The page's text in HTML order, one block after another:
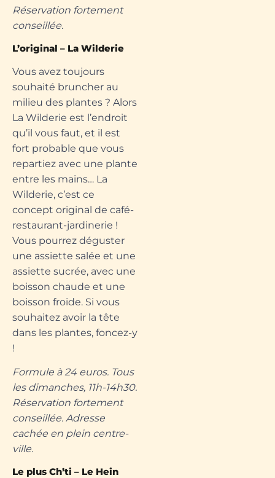
Réservation fortement
conseillée.
L’original – La Wilderie
Vous avez toujours
souhaité bruncher au
milieu des plantes ? Alors
La Wilderie est l’endroit
qu’il vous faut, et il est
fort probable que vous
repartiez avec une plante
entre les mains… La
Wilderie, c’est ce
concept original de café-
restaurant-jardinerie !
Vous pourrez déguster
une assiette salée et une
assiette sucrée, avec une
boisson chaude et une
boisson froide. Si vous
souhaitez avoir la tête
dans les plantes, foncez-y
!
Formule à 24 euros. Tous
les dimanches, 11h-14h30.
Réservation fortement
conseillée. Adresse
cachée en plein centre-
ville.
Le plus Ch’ti – Le Hein